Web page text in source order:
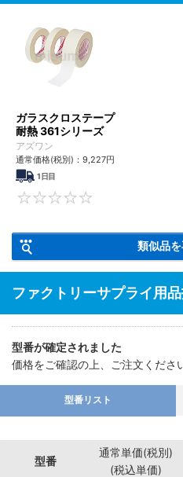
ガラスクロステープ
耐熱 361シリーズ
アズワン
通常価格(税別)： 9,227円
1日目
類似品
ファクトリーサプライ用
型番が確定されました
価格をご確認の上、ご注文くださ
型番リスト
型番
通常単価(税別)
(税込単価)